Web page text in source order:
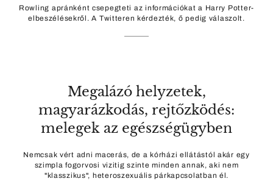
Rowling apránként csepegteti az információkat a Harry Potter-
elbeszélésekről. A Twitteren kérdezték, ő pedig válaszolt.
Megalázó helyzetek,
magyarázkodás, rejtőzködés:
melegek az egészségügyben
Nemcsak vért adni macerás, de a kórházi ellátástól akár egy
szimpla fogorvosi vizitig szinte minden annak, aki nem
"klasszikus", heteroszexuális párkapcsolatban él.